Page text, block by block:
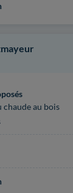
chaude au bois